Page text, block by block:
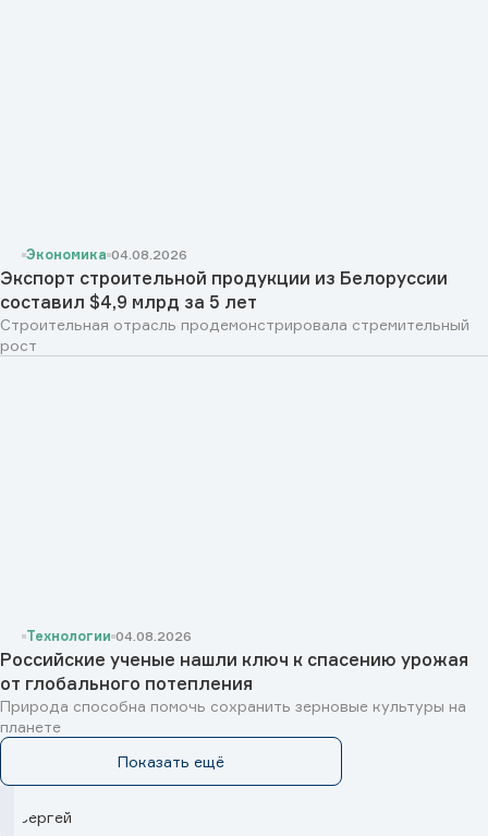
Экономика 04.08.2026
Экспорт строительной продукции из Белоруссии
составил $4,9 млрд за 5 лет
Строительная отрасль продемонстрировала стремительный
рост
Технологии 04.08.2026
Российские ученые нашли ключ к спасению урожая
от глобального потепления
Природа способна помочь сохранить зерновые культуры на
планете
Показать ещё